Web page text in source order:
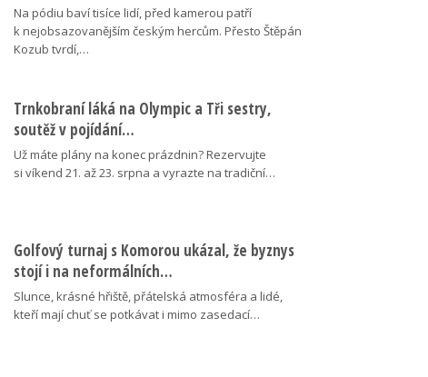
Na pódiu baví tisíce lidí, před kamerou patří
k nejobsazovanějším českým hercům. Přesto Štěpán
Kozub tvrdí,…
Trnkobraní láká na Olympic a Tři sestry,
soutěž v pojídání…
Už máte plány na konec prázdnin? Rezervujte
si víkend 21. až 23. srpna a vyrazte na tradiční…
Golfový turnaj s Komorou ukázal, že byznys
stojí i na neformálních…
Slunce, krásné hřiště, přátelská atmosféra a lidé,
kteří mají chuť se potkávat i mimo zasedací…